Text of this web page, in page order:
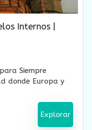
Internos |
Siempre
donde Europa y
Explorar